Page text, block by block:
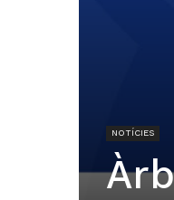
NOTÍCIES